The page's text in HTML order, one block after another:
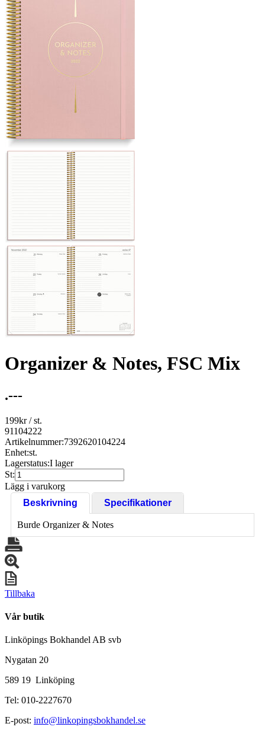
Organizer & Notes, FSC Mix
.---
199kr/ st.
91104222
Artikelnummer:7392620104224
Enhet:st.
Lagerstatus:I lager
St:
Lägg i varukorg
Beskrivning
Specifikationer
Burde Organizer & Notes
Tillbaka
Vår butik
Linköpings Bokhandel AB svb
Nygatan 20
589 19 Linköping
Tel: 010-2227670
E-post: info@linkopingsbokhandel.se